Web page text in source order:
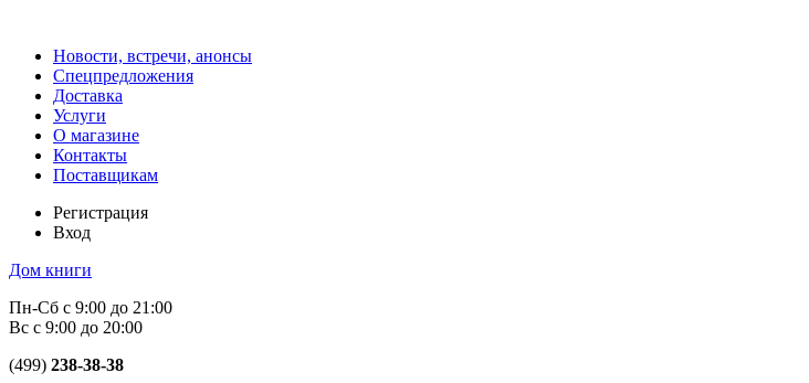
Новости, встречи, анонсы
Спецпредложения
Доставка
Услуги
О магазине
Контакты
Поставщикам
Регистрация
Вход
Дом книги
Пн-Сб с 9:00 до 21:00
Вс с 9:00 до 20:00
(499) 238-38-38